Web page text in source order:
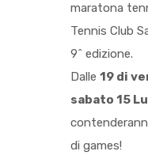
maratona
Tennis Club
9^ edizione.
Dalle 19 di
sabato 15
di games!